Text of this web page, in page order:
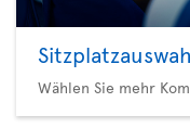
Wählen Sie mehr